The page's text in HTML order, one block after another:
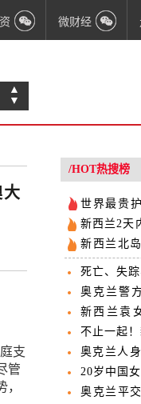
微财经
▲
▼
支
管
/HOT热搜榜
世界最贵
西兰排第四
新西兰2天
驾驶者注
新西兰北
回乡开“小
死亡、失
剧 避免这
奥克兰警
被安全找到
新西兰袁
你，急切
不止一起
被原地遣返
奥克兰人
发现下部
20岁中国
奥克兰平